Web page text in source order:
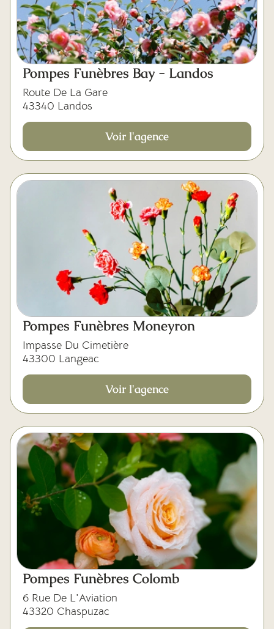
Pompes Funèbres Bay - Landos
Route De La Gare
43340 Landos
Voir l'agence
Pompes Funèbres Moneyron
Impasse Du Cimetière
43300 Langeac
Voir l'agence
Pompes Funèbres Colomb
6 Rue De L'Aviation
43320 Chaspuzac